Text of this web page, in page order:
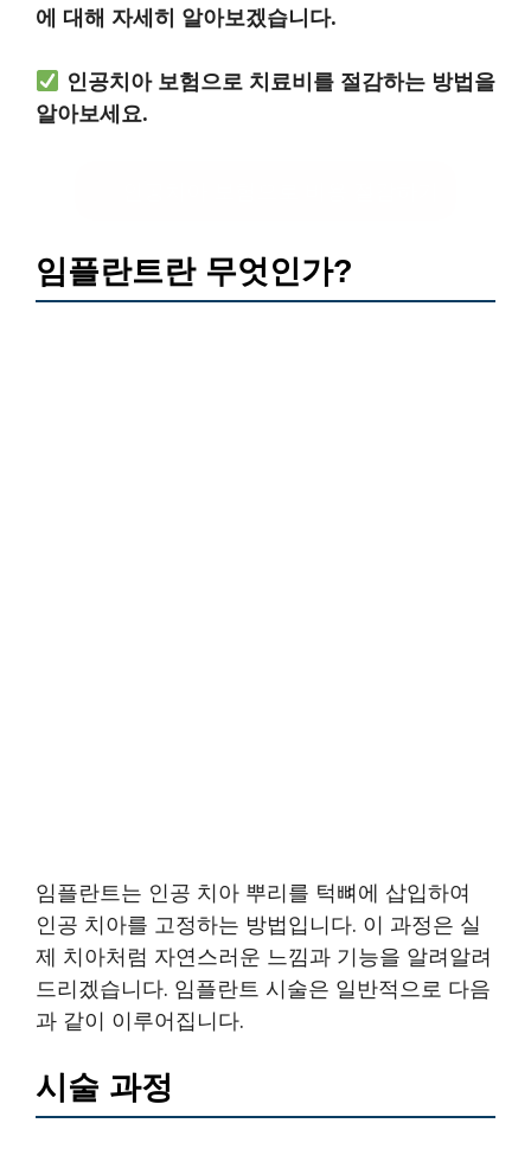
에 대해 자세히 알아보겠습니다.
인공치아 보험으로 치료비를 절감하는 방법을
알아보세요.
임플란트란 무엇인가?
임플란트는 인공 치아 뿌리를 턱뼈에 삽입하여
인공 치아를 고정하는 방법입니다. 이 과정은 실
제 치아처럼 자연스러운 느낌과 기능을 알려알려
드리겠습니다. 임플란트 시술은 일반적으로 다음
과 같이 이루어집니다.
시술 과정